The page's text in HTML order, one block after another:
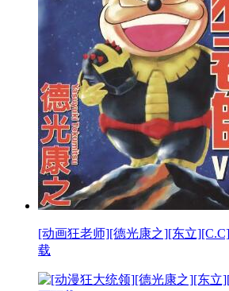
[动画狂老师][德光康之][东立
载